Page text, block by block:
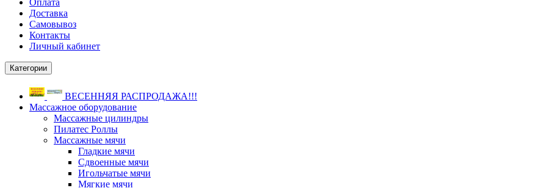
Оплата
Доставка
Самовывоз
Контакты
Личный кабинет
Категории
ВЕСЕННЯЯ РАСПРОДАЖА!!!
Массажное оборудование
Массажные цилиндры
Пилатес Роллы
Массажные мячи
Гладкие мячи
Сдвоенные мячи
Игольчатые мячи
Мягкие мячи